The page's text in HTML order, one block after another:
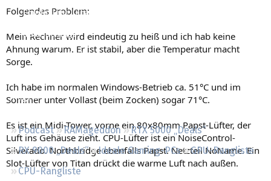
Empfohlene Inhalte
Neue Beiträge
Neueste Aktivitäten
Regeln
Podcast RAMageddon
RTX 5000 „Deals“
RX 9000 „Deals“
Ideale Gaming-PCs
GPU-Rangliste
CPU-Rangliste
Folgendes Problem:
Mein Rechner wird eindeutig zu heiß und ich hab keine
Ahnung warum. Er ist stabil, aber die Temperatur macht
Sorge.
Ich habe im normalen Windows-Betrieb ca. 51°C und im
Sommer unter Vollast (beim Zocken) sogar 71°C.
Es ist ein Midi-Tower, vorne ein 80x80mm Papst-Lüfter, der
Luft ins Gehäuse zieht. CPU-Lüfter ist ein NoiseControl-
Silverado. Northbridge ebenfalls Papst. Netzteil NoName. Ein
Slot-Lüfter von Titan drückt die warme Luft nach außen.